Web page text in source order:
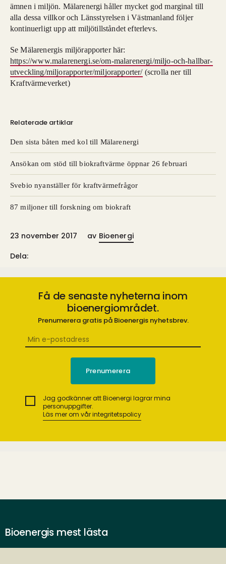
ämnen i miljön. Mälarenergi håller mycket god marginal till
alla dessa villkor och Länsstyrelsen i Västmanland följer
kontinuerligt upp att miljötillståndet efterlevs.
Se Mälarenergis miljörapporter här:
https://www.malarenergi.se/om-malarenergi/miljo-och-hallbar-
utveckling/miljorapporter/miljorapporter/(scrolla ner till
Kraftvärmeverket)
Relaterade artiklar
Den sista båten med kol till Mälarenergi
Ansökan om stöd till biokraftvärme öppnar 26 februari
​Svebio nyanställer för kraftvärmefrågor
87 miljoner till forskning om biokraft
23 november 2017 av Bioenergi
Dela:
Få de senaste nyheterna inom
bioenergiområdet.
Prenumerera gratis på Bioenergis nyhetsbrev.
Jag godkänner att Bioenergi lagrar mina
personuppgifter.
Läs mer om vår integritetspolicy
Bioenergis mest lästa